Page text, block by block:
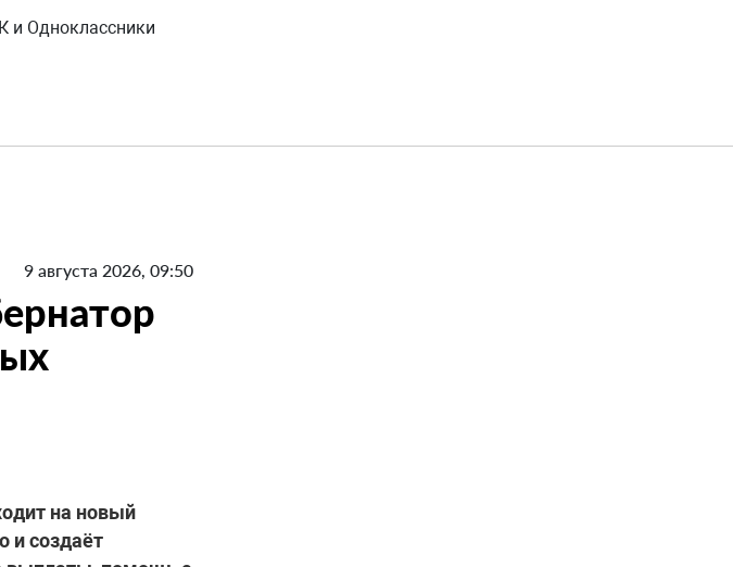
и Одноклассники
9 августа 2026, 09:50
на новый
и создаёт